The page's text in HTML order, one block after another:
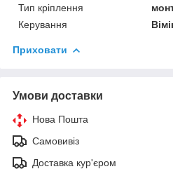
Тип кріплення
Керування
Приховати
Умови доставки
Нова Пошта
Самовивіз
Доставка кур'єром